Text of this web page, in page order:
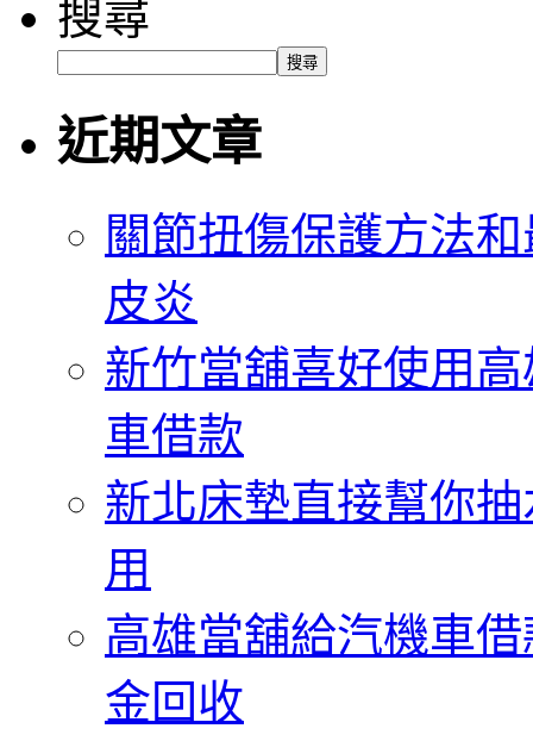
搜尋
搜尋
近期文章
關節扭傷保護方法
皮炎
新竹當舖喜好使用
車借款
新北床墊直接幫你
用
高雄當舖給汽機車
金回收